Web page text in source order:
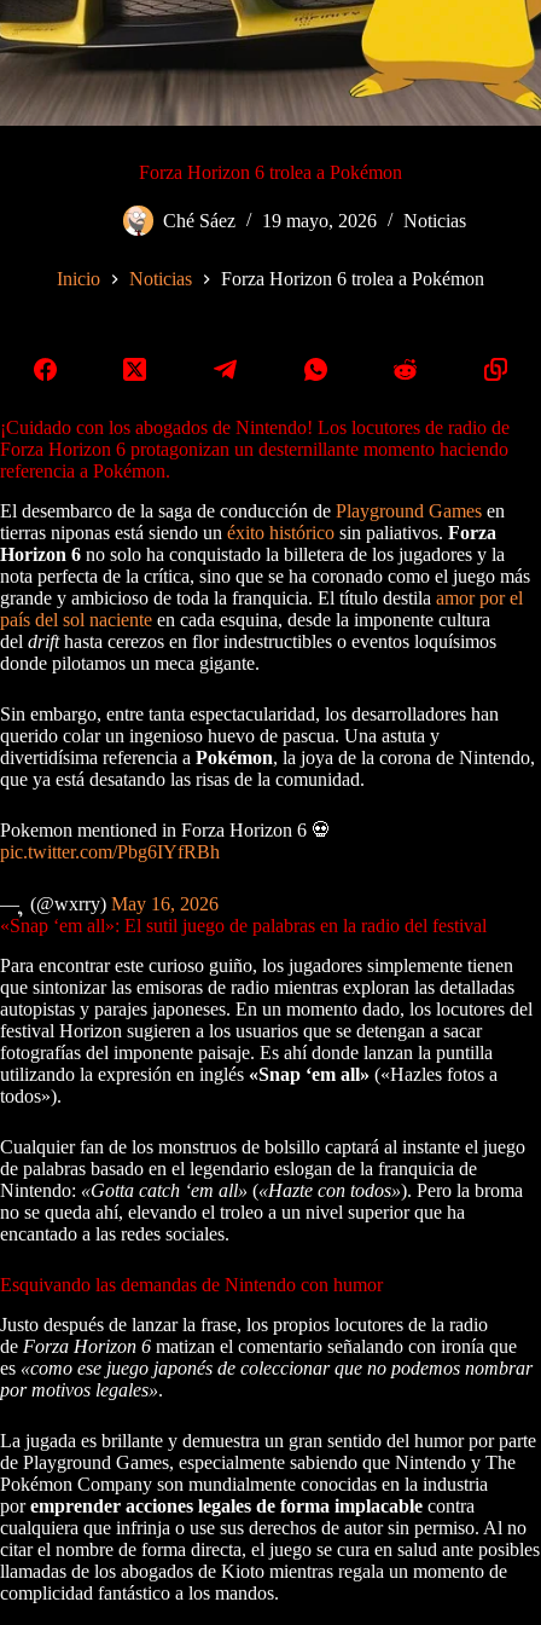
Forza Horizon 6 trolea a Pokémon
Ché Sáez 19 mayo, 2026 Noticias
Inicio Noticias Forza Horizon 6 trolea a Pokémon
¡Cuidado con los abogados de Nintendo! Los locutores de radio de
Forza Horizon 6 protagonizan un desternillante momento haciendo
referencia a Pokémon.
El desembarco de la saga de conducción de Playground Games en
tierras niponas está siendo un éxito histórico sin paliativos. Forza
Horizon 6 no solo ha conquistado la billetera de los jugadores y la
nota perfecta de la crítica, sino que se ha coronado como el juego más
grande y ambicioso de toda la franquicia. El título destila amor por el
país del sol naciente en cada esquina, desde la imponente cultura
del drifthasta cerezos en flor indestructibles o eventos loquísimos
donde pilotamos un meca gigante.
Sin embargo, entre tanta espectacularidad, los desarrolladores han
querido colar un ingenioso huevo de pascua. Una astuta y
divertidísima referencia a Pokémon, la joya de la corona de Nintendo,
que ya está desatando las risas de la comunidad.
Pokemon mentioned in Forza Horizon 6 💀
pic.twitter.com/Pbg6IYfRBh
— ຸ (@wxrry) May 16, 2026
«Snap ‘em all»: El sutil juego de palabras en la radio del festival
Para encontrar este curioso guiño, los jugadores simplemente tienen
que sintonizar las emisoras de radio mientras exploran las detalladas
autopistas y parajes japoneses. En un momento dado, los locutores del
festival Horizon sugieren a los usuarios que se detengan a sacar
fotografías del imponente paisaje. Es ahí donde lanzan la puntilla
utilizando la expresión en inglés «Snap ‘em all» («Hazles fotos a
todos»).
Cualquier fan de los monstruos de bolsillo captará al instante el juego
de palabras basado en el legendario eslogan de la franquicia de
Nintendo: «Gotta catch ‘em all» («Hazte con todos»). Pero la broma
no se queda ahí, elevando el troleo a un nivel superior que ha
encantado a las redes sociales.
Esquivando las demandas de Nintendo con humor
Justo después de lanzar la frase, los propios locutores de la radio
de Forza Horizon 6 matizan el comentario señalando con ironía que
es «como ese juego japonés de coleccionar que no podemos nombrar
por motivos legales».
La jugada es brillante y demuestra un gran sentido del humor por parte
de Playground Games, especialmente sabiendo que Nintendo y The
Pokémon Company son mundialmente conocidas en la industria
poremprender acciones legales de forma implacable contra
cualquiera que infrinja o use sus derechos de autor sin permiso. Al no
citar el nombre de forma directa, el juego se cura en salud ante posibles
llamadas de los abogados de Kioto mientras regala un momento de
complicidad fantástico a los mandos.